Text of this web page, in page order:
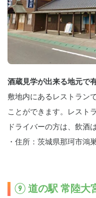
酒蔵見学が出来る地元で
敷地内にあるレストラン
ことができます。レスト
ドライバーの方は、飲酒
・住所：茨城県那珂市鴻
⑨ 道の駅 常陸大